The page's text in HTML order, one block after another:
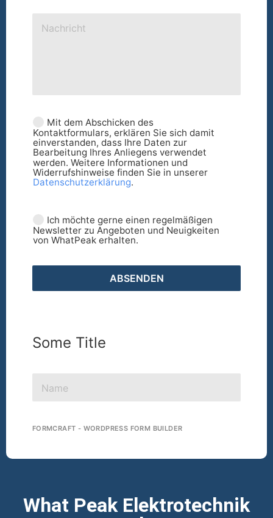
Mit dem Abschicken des
Kontaktformulars, erklären Sie sich damit
einverstanden, dass Ihre Daten zur
Bearbeitung Ihres Anliegens verwendet
werden. Weitere Informationen und
Widerrufshinweise finden Sie in unserer
Datenschutzerklärung.
Ich möchte gerne einen regelmäßigen
Newsletter zu Angeboten und Neuigkeiten
von WhatPeak erhalten.
ABSENDEN
Some Title
FORMCRAFT - WORDPRESS FORM BUILDER
What Peak Elektrotechnik